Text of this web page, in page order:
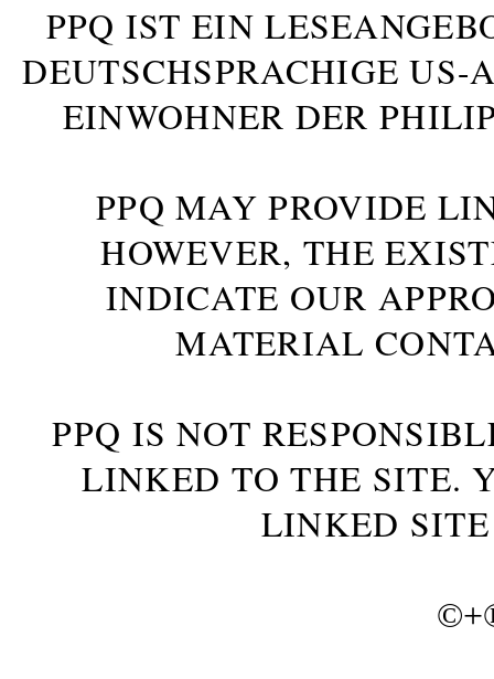
PPQ IST EIN
DEUTSCHSPRACHIGE US-
INWOHNER DER
PPQ MAY PROVIDE
HOWEVER, THE
INDICATE OUR
MATERIAL
PPQ IS NOT
LINKED TO THE SITE.
LINKED
©+